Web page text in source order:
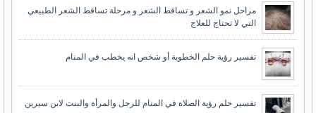
مراحل نمو الشعر و تساقط الشعر و مرحلة تساقط الشعر الطبيعي
التي لا تحتاج للعلاج
تفسير رؤية حلم الخطوبة أو شخص انه يخطب في المنام
تفسير حلم رؤية الصلاة في المنام للرجل والمرأة والبنت لابن سيرين